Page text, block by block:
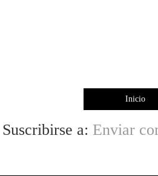
Inicio
Suscribirse a: Enviar